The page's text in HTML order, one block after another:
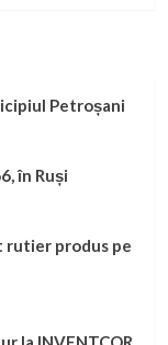
Petroșani
în Ruși
rutier produs pe